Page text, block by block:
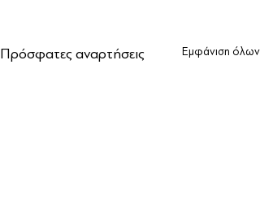
Πρόσφατες αναρτήσεις Εμφάνιση όλων